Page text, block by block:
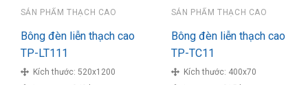
SẢN PHẨM THẠCH CAO
Bông đèn liễn thạch cao
TP-LT111
Kích thước: 520x1200
SẢN PHẨM THẠCH CAO
Bông đèn liễn thạch cao
TP-TC11
Kích thước: 400x70